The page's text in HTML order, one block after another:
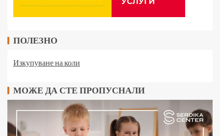
ПОЛЕЗНО
Изкупуване на коли
МОЖЕ ДА СТЕ ПРОПУСНАЛИ